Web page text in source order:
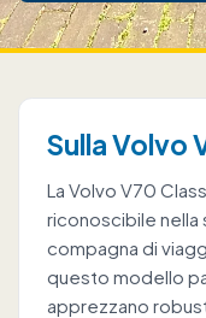
Sulla Volvo
La Volvo V70
riconoscibile nella
compagna di
questo modello
apprezzano